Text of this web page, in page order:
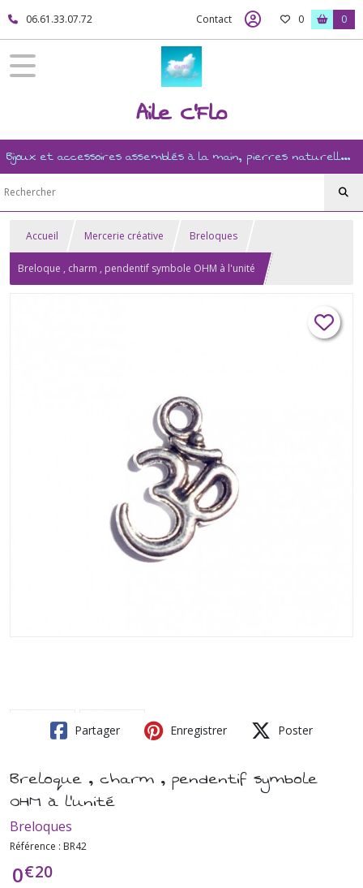
06.61.33.07.72 Contact 0 0
Aile C'Flo
Bijoux et accessoires assemblés à la main, pierres naturelles, ésotérisme, revente, et mercerie créative
Accueil Mercerie créative Breloques
Breloque , charm , pendentif symbole OHM à l'unité
Partager Enregistrer Poster
Breloque , charm , pendentif symbole
OHM à l'unité
Breloques
Référence : BR42
0€20